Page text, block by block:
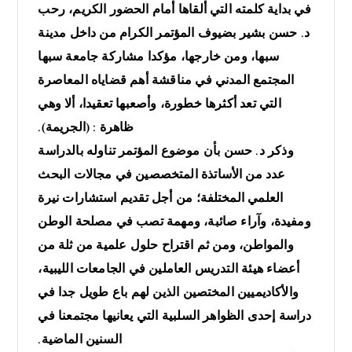
في بداية كلمته التي ألقاها أمام الحضور الكريم، رحب
د. حسن بشير بضيوف المؤتمر الكرام من داخل مدينة
سبها، ومن خارجها، مؤكدا مشاركة جامعة سبها
المجتمع المدني في مناقشة أهم قضاياه المعاصرة
التي تعد أكثرها خطورة، وأصعبها تعقيدا، ألا وهي
ظاهرة : (الجريمة).
وذكر د. حسن بأن موضوع المؤتمر تناوله بالدراسة
عدد من الأساتذة المتخصصين في مجالات البحث
العلمي المختلفة؛ من أجل تقديم استشارات نيرة
ومفيدة، وآراء صائبة، ومهمة تصب في مصلحة الوطن
والمواطن، ومن ثم اقتراح حلول علمية من ثلة من
أعضاء هيئة التدريس العاملين في الجامعات الليبية،
والأكاديميين المختصين الذين لهم باع طويل جدا في
دراسة إحدى الظواهر السلبية التي يعانيها مجتمعنا في
السنين الماضية.